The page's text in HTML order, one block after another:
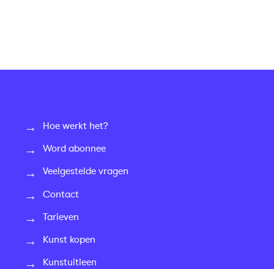
Hoe werkt het?
Word abonnee
Veelgestelde vragen
Contact
Tarieven
Kunst kopen
Kunstuitleen